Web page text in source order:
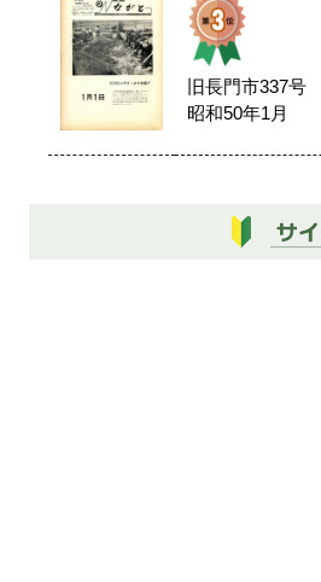
旧長門市337号
昭和50年1月